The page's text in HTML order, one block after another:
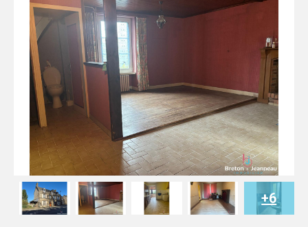
+6